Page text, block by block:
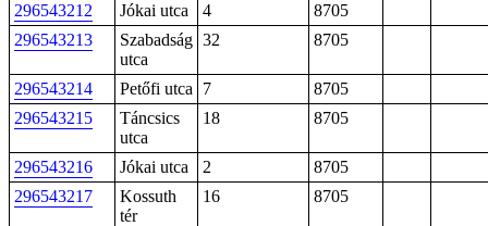
296543212 Jókai utca 4
8705
296543213
Szabadság
utca
32 8705
296543214 Petőfi utca 7
8705
296543215
Táncsics
utca
18 8705
296543216 Jókai utca 2
8705
296543217
Kossuth
tér
16 8705